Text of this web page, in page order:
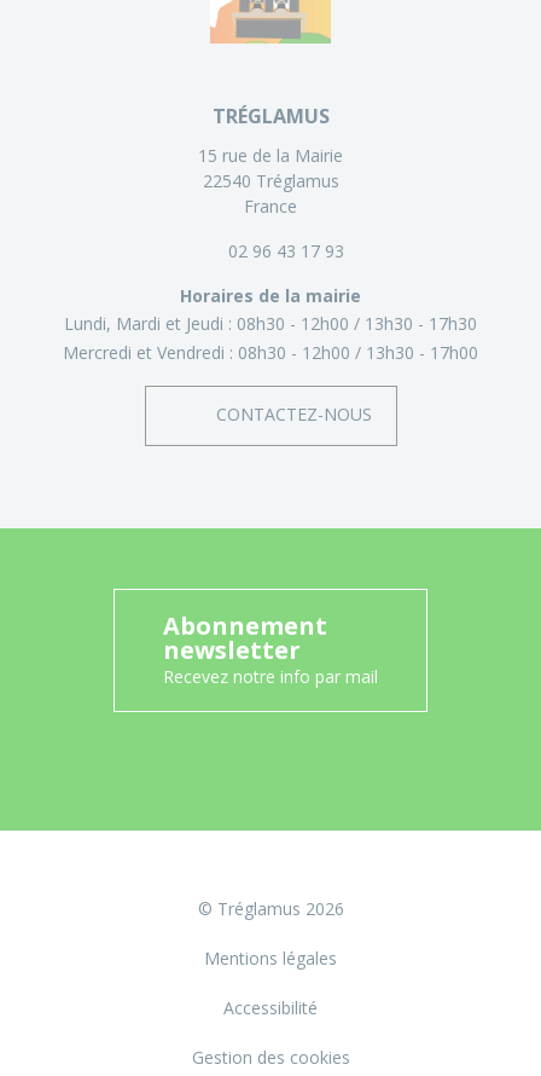
TRÉGLAMUS
15 rue de la Mairie
22540 Tréglamus
France
02 96 43 17 93
Horaires de la mairie
Lundi, Mardi et Jeudi : 08h30 - 12h00
13h30 - 17h30
Mercredi et Vendredi : 08h30 - 12h00 13h30 - 17h00
CONTACTEZ-NOUS
Abonnement
newsletter
Recevez notre info par mail
© Tréglamus 2026
Mentions légales
Accessibilité
Gestion des cookies